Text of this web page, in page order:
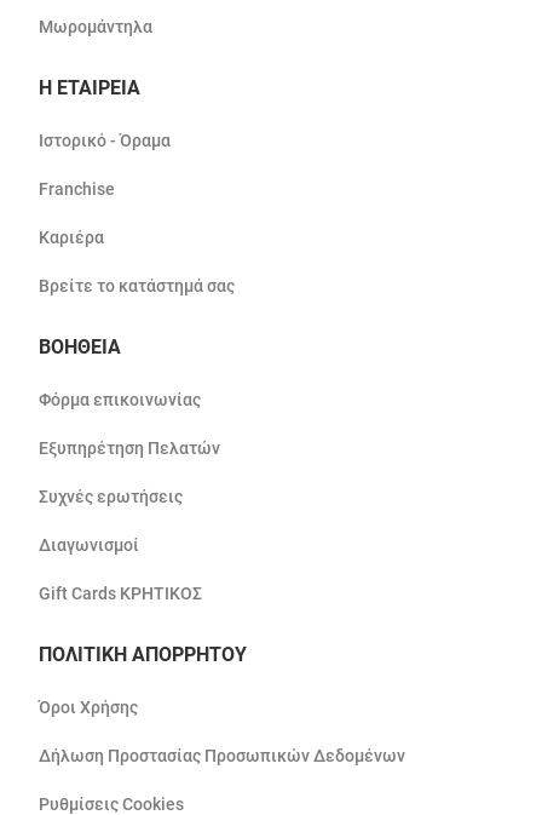
Μωρομάντηλα
Η ΕΤΑΙΡΕΙΑ
Ιστορικό - Όραμα
Franchise
Καριέρα
Βρείτε το κατάστημά σας
ΒΟΗΘΕΙΑ
Φόρμα επικοινωνίας
Εξυπηρέτηση Πελατών
Συχνές ερωτήσεις
Διαγωνισμοί
Gift Cards ΚΡΗΤΙΚΟΣ
ΠΟΛΙΤΙΚΗ ΑΠΟΡΡΗΤΟΥ
Όροι Χρήσης
Δήλωση Προστασίας Προσωπικών Δεδομένων
Ρυθμίσεις Cookies